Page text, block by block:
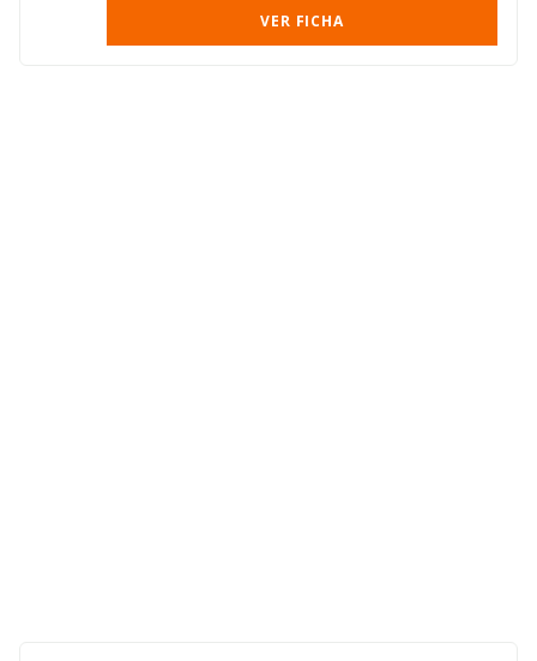
VER FICHA